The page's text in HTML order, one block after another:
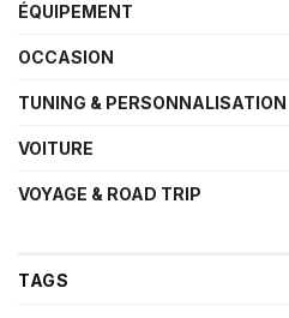
ÉQUIPEMENT
OCCASION
TUNING & PERSONNALISATION
VOITURE
VOYAGE & ROAD TRIP
TAGS